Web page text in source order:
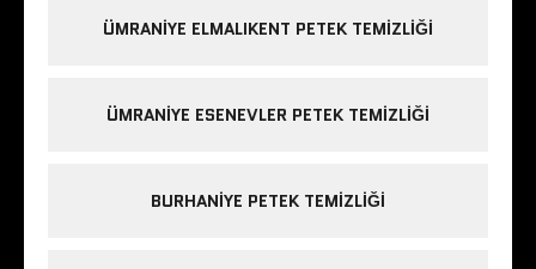
ÜMRANIYE ELMALIKENT PETEK TEMIZLIĞI
ÜMRANIYE ESENEVLER PETEK TEMIZLIĞI
BURHANIYE PETEK TEMIZLIĞI